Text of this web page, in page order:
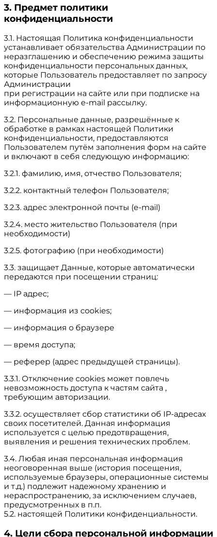
3. Предмет политики
конфиденциальности
3.1. Настоящая Политика конфиденциальности
устанавливает обязательства Администрации по
неразглашению и обеспечению режима защиты
конфиденциальности персональных данных,
которые Пользователь предоставляет по запросу
Администрации
при регистрации на сайте или при подписке на
информационную e-mail рассылку.
3.2. Персональные данные, разрешённые к
обработке в рамках настоящей Политики
конфиденциальности, предоставляются
Пользователем путём заполнения форм на сайте
и включают в себя следующую информацию:
3.2.1. фамилию, имя, отчество Пользователя;
3.2.2. контактный телефон Пользователя;
3.2.3. адрес электронной почты (e-mail)
3.2.4. место жительство Пользователя (при
необходимости)
3.2.5. фотографию (при необходимости)
3.3. защищает Данные, которые автоматически
передаются при посещении страниц:
— IP адрес;
— информация из cookies;
— информация о браузере
— время доступа;
— реферер (адрес предыдущей страницы).
3.3.1. Отключение cookies может повлечь
невозможность доступа к частям сайта ,
требующим авторизации.
3.3.2. осуществляет сбор статистики об IP-адресах
своих посетителей. Данная информация
используется с целью предотвращения,
выявления и решения технических проблем.
3.4. Любая иная персональная информация
неоговоренная выше (история посещения,
используемые браузеры, операционные системы
и т.д.) подлежит надежному хранению и
нераспространению, за исключением случаев,
предусмотренных в п.п.
5.2. настоящей Политики конфиденциальности.
4. Цели сбора персональной информации